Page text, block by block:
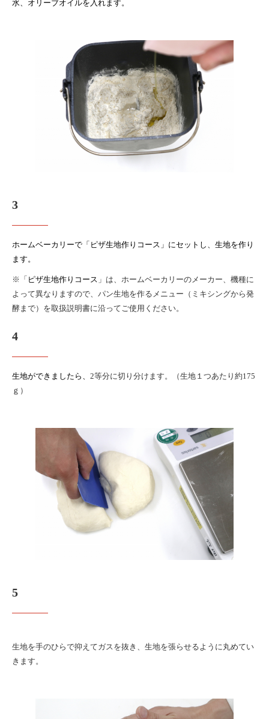
水、オリーブオイルを入れます。
3
ホームベーカリーで「ピザ生地作りコース」にセットし、生地を作り
ます。
※「 ピザ生地作りコース 」は、ホームベーカリーのメーカー、機種に
よって異なりますので、パン生地を作るメニュー（ミキシングから発
酵まで）を取扱説明書に沿ってご使用ください。
4
生地ができましたら、 2等分に切り分けます。（生地１つあたり約175
ｇ）
5
生地を手のひらで抑えてガスを抜き、生地を張らせるように丸めてい
きます。